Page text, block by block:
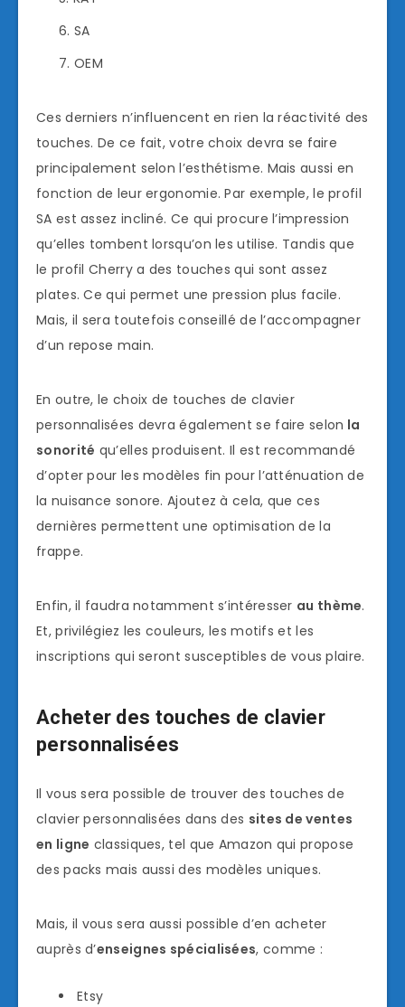
SA
OEM
Ces derniers n’influencent en rien la réactivité des
touches. De ce fait, votre choix devra se faire
principalement selon l’esthétisme. Mais aussi en
fonction de leur ergonomie. Par exemple, le profil
SA est assez incliné. Ce qui procure l’impression
qu’elles tombent lorsqu’on les utilise. Tandis que
le profil Cherry a des touches qui sont assez
plates. Ce qui permet une pression plus facile.
Mais, il sera toutefois conseillé de l’accompagner
d’un repose main.
En outre, le choix de touches de clavier
personnalisées devra également se faire selon la
sonorité qu’elles produisent. Il est recommandé
d’opter pour les modèles fin pour l’atténuation de
la nuisance sonore. Ajoutez à cela, que ces
dernières permettent une optimisation de la
frappe.
Enfin, il faudra notamment s’intéresser au thème.
Et, privilégiez les couleurs, les motifs et les
inscriptions qui seront susceptibles de vous plaire.
Acheter des touches de clavier
personnalisées
Il vous sera possible de trouver des touches de
clavier personnalisées dans des sites de ventes
en ligne classiques, tel que Amazon qui propose
des packs mais aussi des modèles uniques.
Mais, il vous sera aussi possible d’en acheter
auprès d’enseignes spécialisées, comme :
Etsy